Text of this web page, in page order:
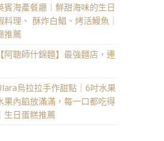
賓海產餐廳｜鮮甜海味的生日
理、 酥炸白鯧、烤活鰻魚｜
推薦
阿聰師什錦麵】最強麵店，連
烏拉拉手作甜點｜6吋水果
果內餡放滿滿，每一口都吃得
生日蛋糕推薦